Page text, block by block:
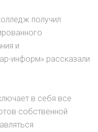
получил
и
информ» рассказали
в себя все
собственной